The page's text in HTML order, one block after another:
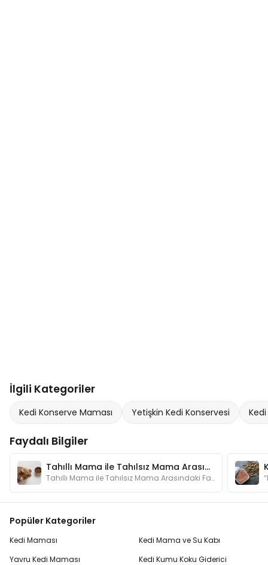
İlgili Kategoriler
Kedi Konserve Maması Yetişkin Kedi Konservesi
Faydalı Bilgiler
Tahıllı Mama ile Tahılsız Mama Arasındaki Fark Nedir?
Tahıllı Mama ile Tahılsız Mama Arasındaki Fark Nedir?
Popüler Kategoriler
Kedi Maması
Yavru Kedi Maması
Kedi Mama ve Su Kabı
Kedi Kumu Koku Giderici